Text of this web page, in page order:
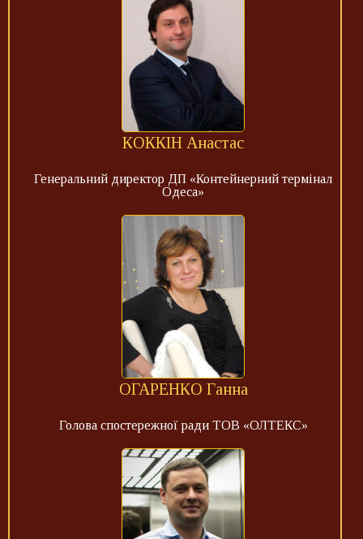
КОККІН Анастас
Генеральний директор ДП «Контейнерний термінал
Одеса»
ОГАРЕНКО Ганна
Голова спостережної ради ТОВ «ОЛТЕКС»